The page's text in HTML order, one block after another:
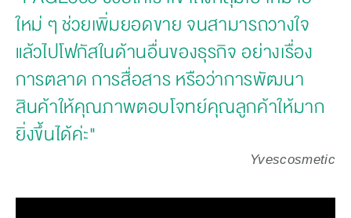
ใหม่ ๆ ช่วยเพิ่มยอดขาย จนสามารถวางใจ
แล้วไปโฟกัสในด้านอื่นของธุรกิจ อย่างเรื่อง
การตลาด การสื่อสาร หรือว่าการพัฒนา
สินค้าให้คุณภาพตอบโจทย์คุณลูกค้าให้มาก
ยิ่งขึ้นได้ค่ะ"
Yvescosmetic